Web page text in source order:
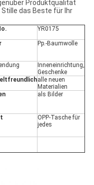
Produktqualität
das Beste für Ihr
YR0175
Pp.-Baumwolle
Inneneinrichtung,
Geschenke
alle neuen
Materialien
als Bilder
OPP-Tasche für
jedes